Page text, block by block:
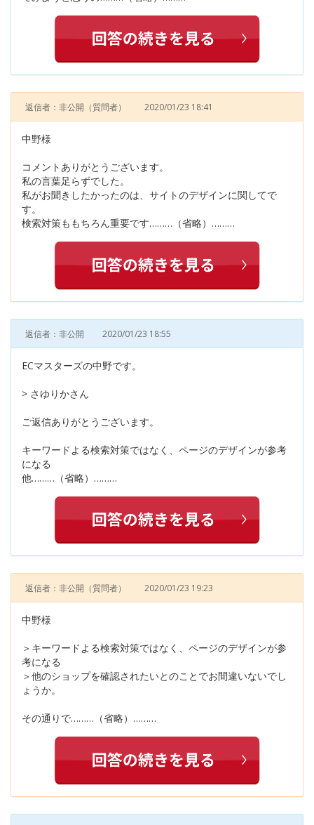
返信者：非公開 （質問者） 2020/01/23 18:41
中野様
コメントありがとうございます。
私の言葉足らずでした。
私がお聞きしたかったのは、サイトのデザインに関してで
す。
検索対策ももちろん重要です………（省略）………
返信者：非公開 2020/01/23 18:55
ECマスターズの中野です。
> さゆりかさん
ご返信ありがとうございます。
キーワードよる検索対策ではなく、ページのデザインが参考
になる
他………（省略）………
返信者：非公開 （質問者） 2020/01/23 19:23
中野様
＞キーワードよる検索対策ではなく、ページのデザインが参
考になる
＞他のショップを確認されたいとのことでお間違いないでし
ょうか。
その通りで………（省略）………